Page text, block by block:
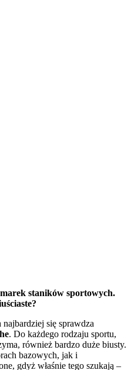
staników sportowych.
się sprawdza
. Do każdego rodzaju sportu,
również bardzo duże biusty.
bazowych, jak i
gdyż właśnie tego szukają –